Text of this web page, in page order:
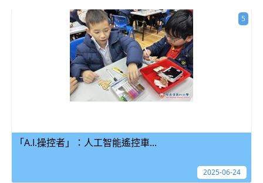
「A.I.操控者」：人工智能遙控車...
5
2025-06-24